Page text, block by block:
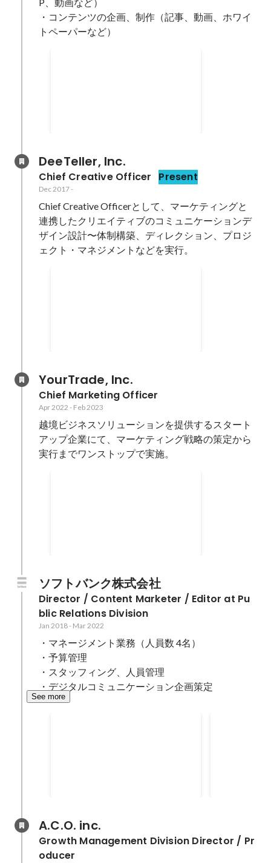
・コンテンツの企画、制作（記事、動画、ホワイ
トペーパーなど）
DeeTeller, Inc.
Chief Creative Officer Present
Dec 2017-
Chief Creative Officerとして、マーケティングと
連携したクリエイティブのコミュニケーションデ
ザイン設計〜体制構築、ディレクション、プロジ
ェクト・マネジメントなどを実行。
YourTrade, Inc.
Chief Marketing Officer
Apr 2022 - Feb 2023
越境ビジネスソリューションを提供するスタート
アップ企業にて、マーケティング戦略の策定から
実行までワンストップで実施。
ソフトバンク株式会社
Director / Content Marketer / Editor at Pu
blic Relations Division
Jan 2018- Mar 2022
・マネージメント業務（人員数 4名）
・予算管理
・スタッフィング、人員管理
・デジタルコミュニケーション企画策定
See more
A.C.O. inc.
Growth Management Division Director / Pr
oducer